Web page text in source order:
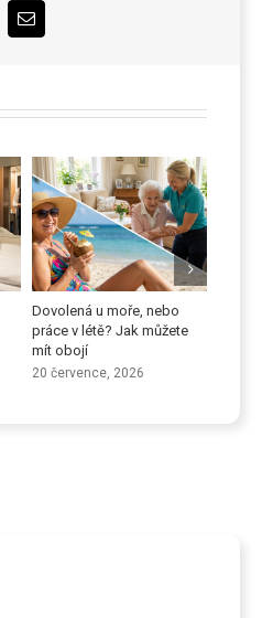
Email
Dovolená u moře, nebo
práce v létě? Jak můžete
mít obojí
20 července, 2026